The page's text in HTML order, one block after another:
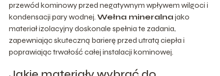
przewód kominowy przed negatywnym wpływem wilgoci i
kondensacji pary wodnej. Wełna mineralna jako
materiał izolacyjny doskonale spełnia te zadania,
zapewniając skuteczną barierę przed utratą ciepła i
poprawiając trwałość całej instalacji kominowej.